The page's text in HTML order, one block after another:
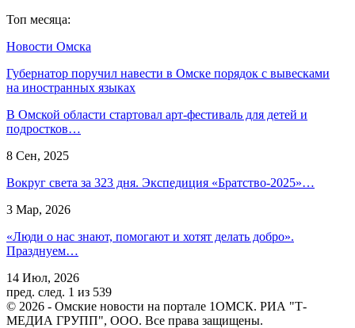
Топ месяца:
Новости Омска
Губернатор поручил навести в Омске порядок с вывесками
на иностранных языках
В Омской области стартовал арт-фестиваль для детей и
подростков…
8 Сен, 2025
Вокруг света за 323 дня. Экспедиция «Братство-2025»…
3 Мар, 2026
«Люди о нас знают, помогают и хотят делать добро».
Празднуем…
14 Июл, 2026
пред. след. 1 из 539
© 2026 - Омские новости на портале 1ОМСК. РИА "Т-
МЕДИА ГРУПП", ООО. Все права защищены.